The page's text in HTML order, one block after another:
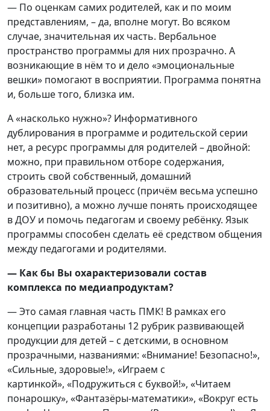
— По оценкам самих родителей, как и по моим
представлениям, – да, вполне могут. Во всяком
случае, значительная их часть. Вербальное
пространство программы для них прозрачно. А
возникающие в нём то и дело «эмоциональные
вешки» помогают в восприятии. Программа понятна
и, больше того, близка им.
А «насколько нужно»? Информативного
дублирования в программе и родительской серии
нет, а ресурс программы для родителей – двойной:
можно, при правильном отборе содержания,
строить свой собственный, домашний
образовательный процесс (причём весьма успешно
и позитивно), а можно лучше понять происходящее
в ДОУ и помочь педагогам и своему ребёнку. Язык
программы способен сделать её средством общения
между педагогами и родителями.
— Как бы Вы охарактеризовали состав
комплекса по медиапродуктам?
— Это самая главная часть ПМК! В рамках его
концепции разработаны 12 рубрик развивающей
продукции для детей – с детскими, в основном
прозрачными, названиями: «Внимание! Безопасно!»,
«Сильные, здоровые!», «Играем с
картинкой», «Подружиться с буквой!», «Читаем
понарошку», «Фантазёры-математики», «Вокруг есть